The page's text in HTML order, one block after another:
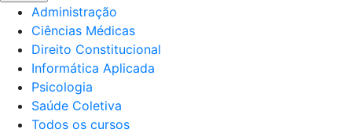
Administração
Ciências Médicas
Direito Constitucional
Informática Aplicada
Psicologia
Saúde Coletiva
Todos os cursos